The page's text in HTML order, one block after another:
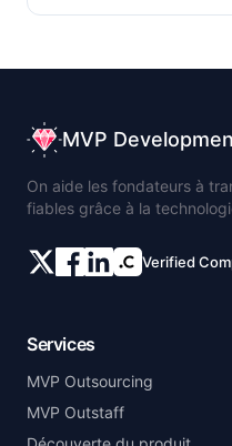
MVP
On aide les fondateurs à
fiables grâce à la
Verified
Services
MVP Outsourcing
MVP Outstaff